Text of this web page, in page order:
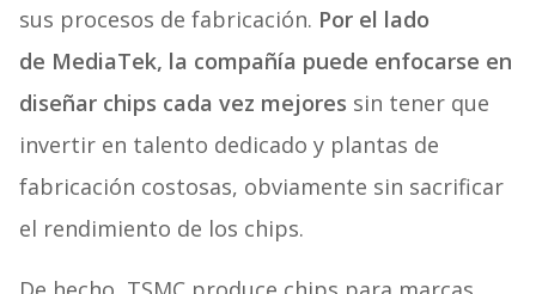
sus procesos de fabricación. Por el lado
de MediaTek, la compañía puede enfocarse en
diseñar chips cada vez mejores sin tener que
invertir en talento dedicado y plantas de
fabricación costosas, obviamente sin sacrificar
el rendimiento de los chips.